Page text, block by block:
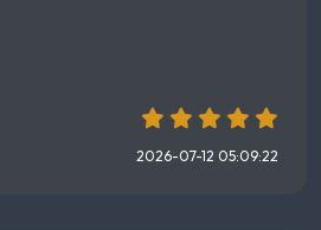
2026-07-12 05:09:22